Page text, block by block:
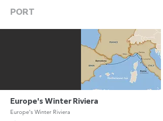
PORT
Europe's Winter Riviera
Europe's Winter Riviera